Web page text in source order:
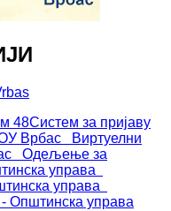
48Систем за пријаву
Врбас
Виртуелни
Одељење за
управа
управа
Општинска управа